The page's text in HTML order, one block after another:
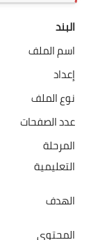
البند
اسم الملف
إعداد
نوع الملف
عدد الصفحات
المرحلة
التعليمية
الهدف
المحتوى